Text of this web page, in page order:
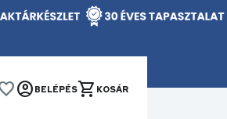
BELÉPÉS KOSÁR